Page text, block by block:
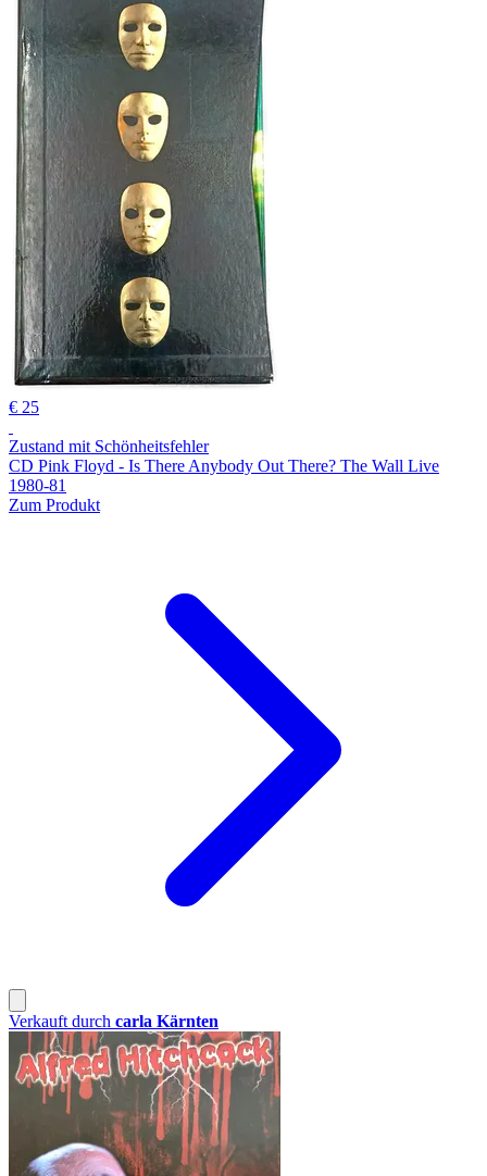
€ 25
Zustand mit Schönheitsfehler
CD Pink Floyd - Is There Anybody Out There? The Wall Live
1980-81
Zum Produkt
Verkauft durch carla Kärnten